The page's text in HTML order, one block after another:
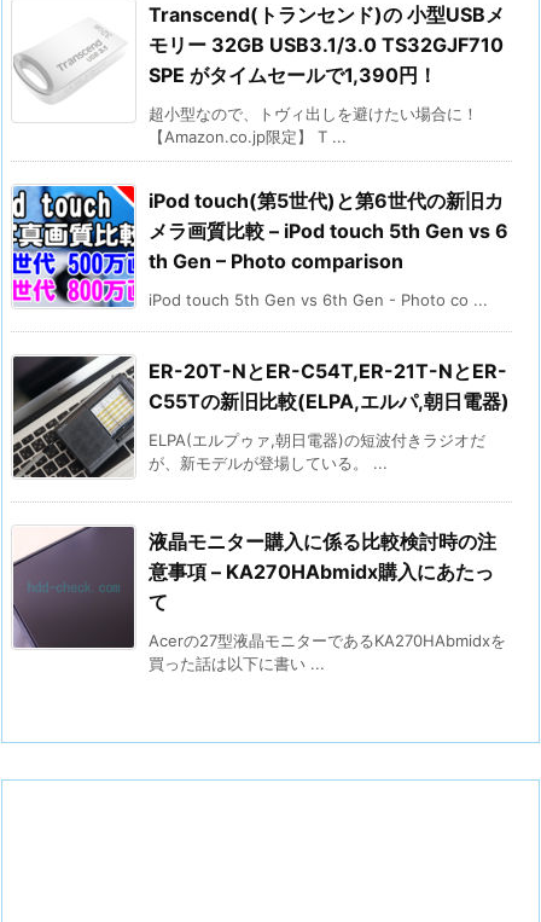
Transcend(トランセンド)の 小型USBメ
モリー 32GB USB3.1/3.0 TS32GJF710
SPE がタイムセールで1,390円！
超小型なので、トヴィ出しを避けたい場合に！
【Amazon.co.jp限定】 T ...
iPod touch(第5世代)と第6世代の新旧カ
メラ画質比較 – iPod touch 5th Gen vs 6
th Gen – Photo comparison
iPod touch 5th Gen vs 6th Gen - Photo co ...
ER-20T-NとER-C54T,ER-21T-NとER-
C55Tの新旧比較(ELPA,エルパ,朝日電器)
ELPA(エルプゥァ,朝日電器)の短波付きラジオだ
が、新モデルが登場している。 ...
液晶モニター購入に係る比較検討時の注
意事項 – KA270HAbmidx購入にあたっ
て
Acerの27型液晶モニターであるKA270HAbmidxを
買った話は以下に書い ...